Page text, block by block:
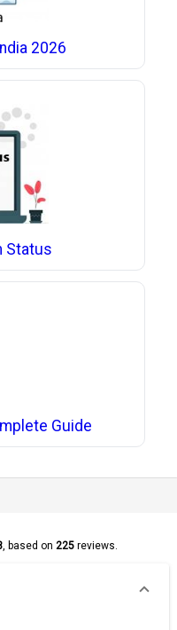
2026
Status
Guide
, based on 225reviews.